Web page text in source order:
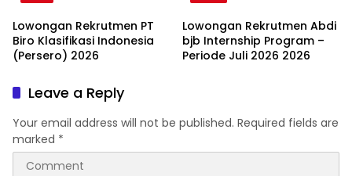
Lowongan Rekrutmen PT
Biro Klasifikasi Indonesia
(Persero) 2026
Lowongan Rekrutmen Abdi
bjb Internship Program –
Periode Juli 2026 2026
Leave a Reply
Your email address will not be published. Required fields are
marked *